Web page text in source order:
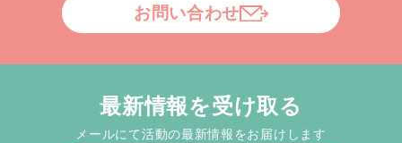
お問い合わせ
最新情報を受け取る
メールにて活動の最新情報をお届けします